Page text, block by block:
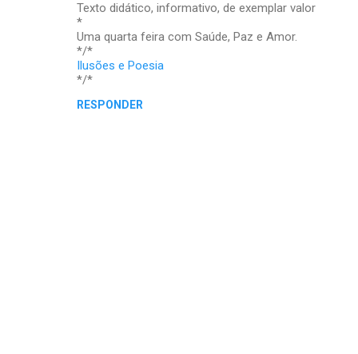
Texto didático, informativo, de exemplar valor
*
Uma quarta feira com Saúde, Paz e Amor.
*/*
Ilusões e Poesia
*/*
RESPONDER